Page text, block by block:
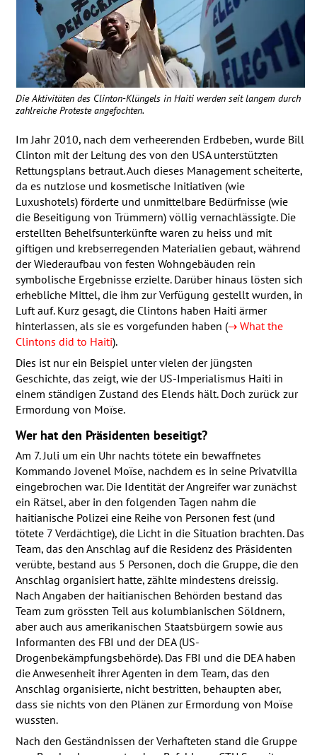
Die Aktivitäten des Clinton-Klüngels in Haiti werden seit langem durch
zahlreiche Proteste angefochten.
Im Jahr 2010, nach dem verheerenden Erdbeben, wurde Bill
Clinton mit der Leitung des von den USAunterstützten
Rettungsplans betraut. Auch dieses Management scheiterte,
da es nutzlose und kosmetische Initiativen (wie
Luxushotels) förderte und unmittelbare Bedürfnisse (wie
die Beseitigung von Trümmern) völlig vernachlässigte. Die
erstellten Behelfsunterkünfte waren zu heiss und mit
giftigen und krebserregenden Materialien gebaut, während
der Wiederaufbau von festen Wohngebäuden rein
symbolische Ergebnisse erzielte. Darüber hinaus lösten sich
erhebliche Mittel, die ihm zur Verfügung gestellt wurden, in
Luft auf. Kurz gesagt, die Clintons haben Haiti ärmer
hinterlassen, als sie es vorgefunden haben (→ What the
Clintons did to Haiti).
Dies ist nur ein Beispiel unter vielen der jüngsten
Geschichte, das zeigt, wie der US-Imperialismus Haiti in
einem ständigen Zustand des Elends hält. Doch zurück zur
Ermordung von Moïse.
Wer hat den Präsidenten beseitigt?
Am 7. Juli um ein Uhr nachts tötete ein bewaffnetes
Kommando Jovenel Moïse, nachdem es in seine Privatvilla
eingebrochen war. Die Identität der Angreifer war zunächst
ein Rätsel, aber in den folgenden Tagen nahm die
haitianische Polizei eine Reihe von Personen fest (und
tötete 7 Verdächtige), die Licht in die Situation brachten. Das
Team, das den Anschlag auf die Residenz des Präsidenten
verübte, bestand aus 5 Personen, doch die Gruppe, die den
Anschlag organisiert hatte, zählte mindestens dreissig.
Nach Angaben der haitianischen Behörden bestand das
Team zum grössten Teil aus kolumbianischen Söldnern,
aber auch aus amerikanischen Staatsbürgern sowie aus
Informanten des FBI und der DEA(US-
Drogenbekämpfungsbehörde). Das FBI und die DEAhaben
die Anwesenheit ihrer Agenten in dem Team, das den
Anschlag organisierte, nicht bestritten, behaupten aber,
dass sie nichts von den Plänen zur Ermordung von Moïse
wussten.
Nach den Geständnissen der Verhafteten stand die Gruppe